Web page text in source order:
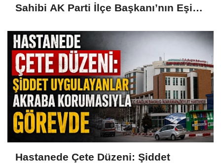
Sahibi AK Parti İlçe Başkanı’nın Eşi
Hastanede Çete Düzeni: Şiddet